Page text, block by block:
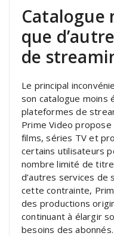
Catalogue
que
de
Le principal
son catalogue moins
plateformes de
Prime Video
films, séries TV et
certains utilisateurs
nombre limité de
d’autres services de
cette contrainte,
des productions
continuant à élargir
besoins des abonnés.